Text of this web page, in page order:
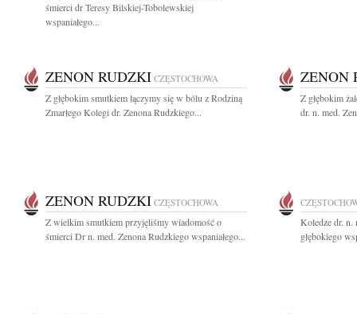
śmierci dr Teresy Bilskiej-Tobolewskiej
wspaniałego...
ZENON RUDZKI CZĘSTOCHOWA
Z głębokim smutkiem łączymy się w bólu z Rodziną
Zmarłego Kolegi dr. Zenona Rudzkiego...
ZENON
Z głębokim
dr. n. med.
ZENON RUDZKI CZĘSTOCHOWA
Z wielkim smutkiem przyjęliśmy wiadomość o
śmierci Dr n. med. Zenona Rudzkiego wspaniałego...
Koledze dr. n.
głębokiego